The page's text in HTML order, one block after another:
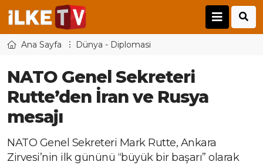
Ana Sayfa Dünya - Diplomasi
NATO Genel Sekreteri
Rutte’den İran ve Rusya
mesajı
NATO Genel Sekreteri Mark Rutte, Ankara
Zirvesi’nin ilk gününü “büyük bir başarı” olarak